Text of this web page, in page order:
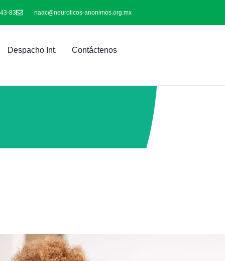
83 naac@neuroticos-anonimos.org.mx
Despacho Int. Contáctenos